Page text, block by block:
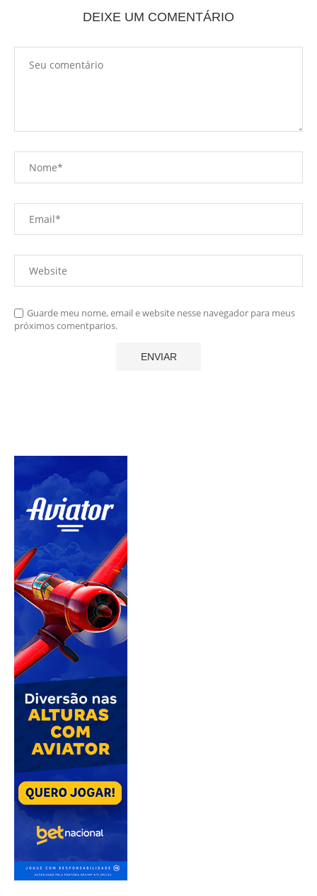
DEIXE UM COMENTÁRIO
Guarde meu nome, email e website nesse navegador para meus
próximos comentparios.